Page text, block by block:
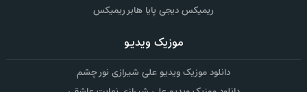
ریمیکس دیجی پایا هابر ریمیکس
موزیک ویدیو
دانلود موزیک ویدیو علی شیرازی نور چشم